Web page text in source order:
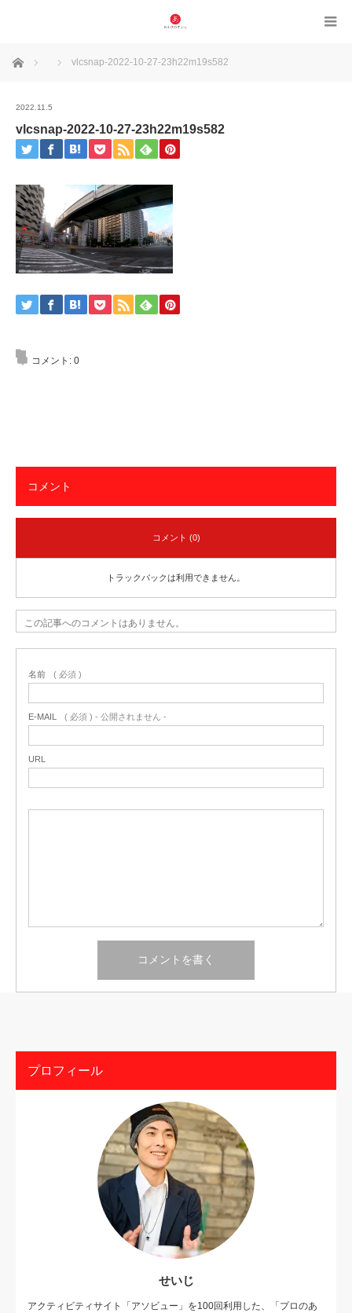
ホーム vlcsnap-2022-10-27-23h22m19s582
2022.11.5
vlcsnap-2022-10-27-23h22m19s582
コメント: 0
コメント
コメント (0)
トラックバックは利用できません。
この記事へのコメントはありません。
名前 ( 必須 )
E-MAIL ( 必須 ) - 公開されません -
URL
プロフィール
せいじ
アクティビティサイト「アソビュー」を100回利用した、「プロのあ